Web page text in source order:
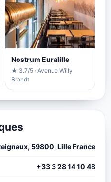
Nostrum Euralille
★ 3.7/5 · Avenue Willy
Brandt
59800, Lille France
+33 3 28 14 10 48